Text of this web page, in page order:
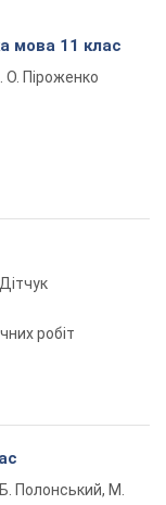
мова 11 клас
О. Піроженко
робіт
Полонський, М.